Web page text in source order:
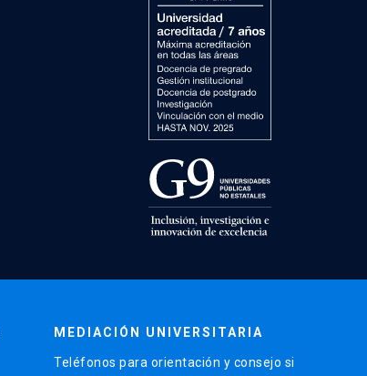
MEDIACIÓN UNIVERSITARIA
Teléfonos para orientación y consejo si